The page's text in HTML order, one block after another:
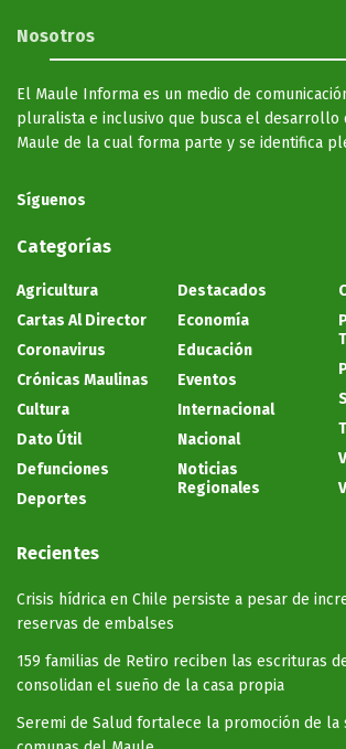
Nosotros
El Maule Informa es un medio de
pluralista e inclusivo que busca el desarrollo
Maule de la cual forma parte y se identifica
Síguenos
Categorías
Agricultura
Cartas Al Director
Coronavirus
Crónicas Maulinas
Cultura
Dato Útil
Defunciones
Deportes
Destacados
Economía
Educación
Eventos
Internacional
Nacional
Noticias
Regionales
Recientes
Crisis hídrica en Chile persiste a pesar de
reservas de embalses
159 familias de Retiro reciben las escrituras
consolidan el sueño de la casa propia
Seremi de Salud fortalece la promoción de la